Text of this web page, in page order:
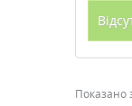
Показано